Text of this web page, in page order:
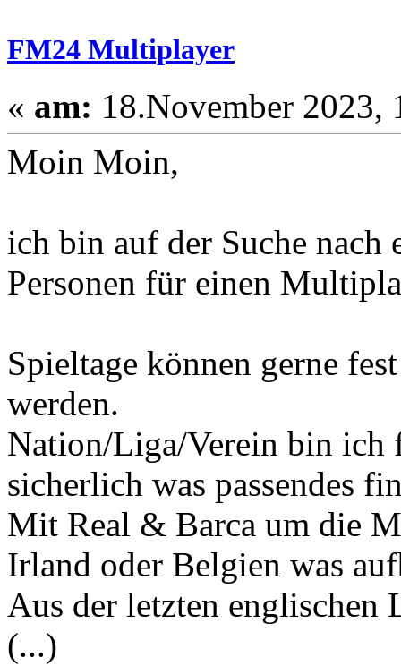
FM24 Multiplayer
« am: 18.November 2023,
Moin Moin,
ich bin auf der Suche nach
Personen für einen
Spieltage können gerne
werden.
Nation/Liga/Verein bin ich
sicherlich was passendes
Mit Real & Barca um die
Irland oder Belgien was
Aus der letzten englischen
(...)